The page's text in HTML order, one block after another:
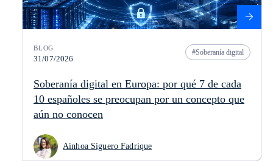
BLOG
31/07/2026
Soberanía digital
Soberanía digital en Europa: por qué 7 de cada
10 españoles se preocupan por un concepto que
aún no conocen
Ainhoa Siguero Fadrique